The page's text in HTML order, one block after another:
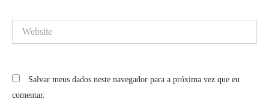
Salvar meus dados neste navegador para a próxima vez que eu
comentar.